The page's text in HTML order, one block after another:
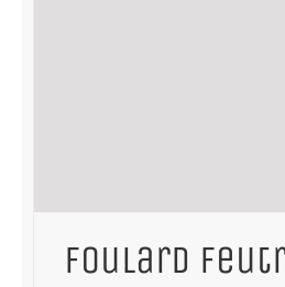
Foulard